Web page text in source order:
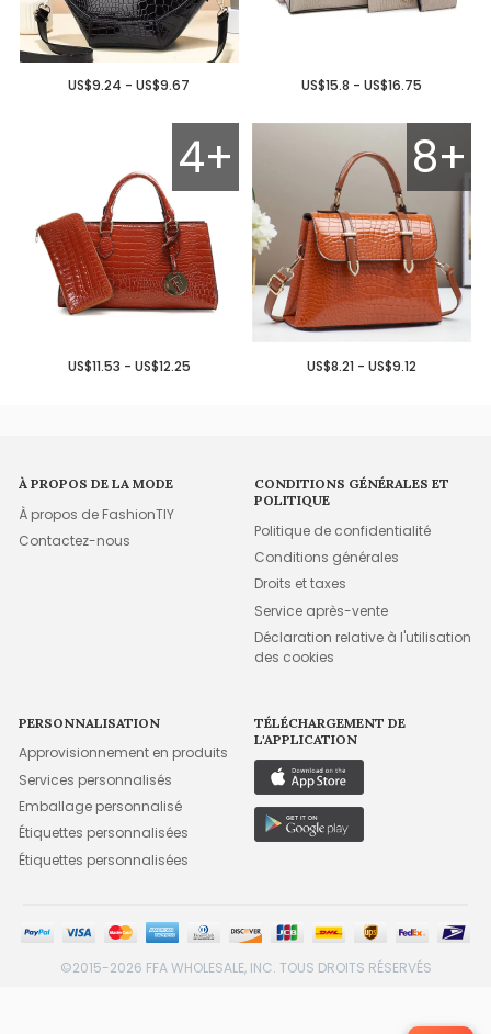
US$9.24 - US$9.67 US$15.8 - US$16.75
4+
US$11.53 - US$12.25
8+
US$8.21 - US$9.12
À PROPOS DE LA MODE
À propos de FashionTIY
Contactez-nous
CONDITIONS GÉNÉRALES ET
POLITIQUE
Politique de confidentialité
Conditions générales
Droits et taxes
Service après-vente
Déclaration relative à l'utilisation
des cookies
PERSONNALISATION
Approvisionnement en produits
Services personnalisés
Emballage personnalisé
Étiquettes personnalisées
Étiquettes personnalisées
TÉLÉCHARGEMENT DE
L'APPLICATION
©2015-2026 FFA WHOLESALE, INC. TOUS DROITS RÉSERVÉS